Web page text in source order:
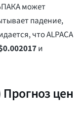
может
падение,
что ALPACA
0.002017и
Прогноз цен